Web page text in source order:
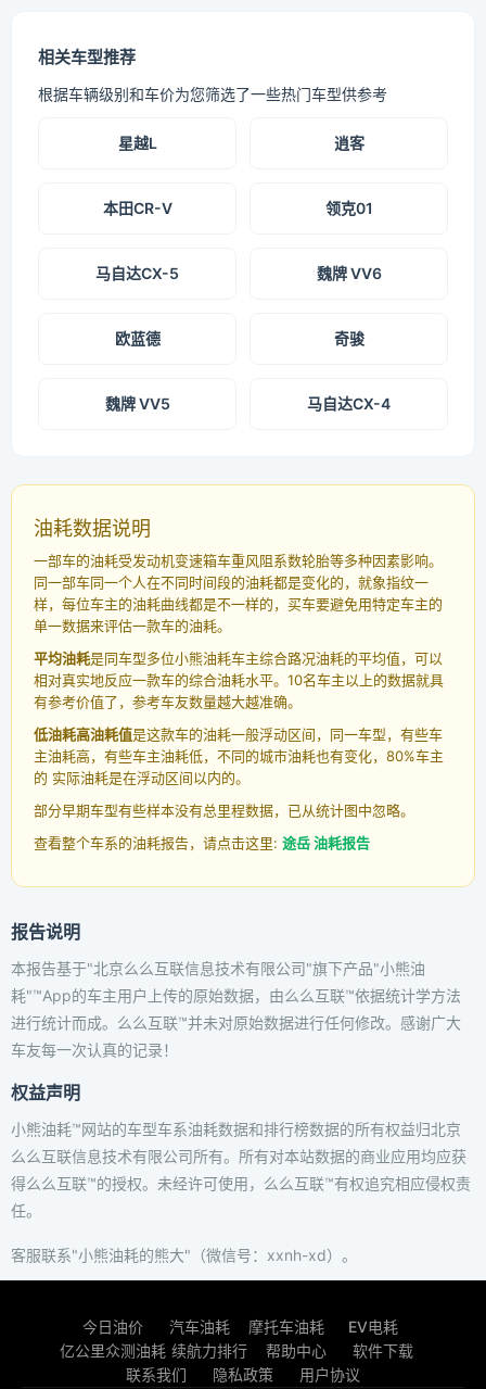
相关车型推荐
根据车辆级别和车价为您筛选了一些热门车型供参考
星越L 逍客
本田CR-V 领克01
马自达CX-5 魏牌 VV6
欧蓝德 奇骏
魏牌 VV5 马自达CX-4
油耗数据说明
一部车的油耗受发动机变速箱车重风阻系数轮胎等多种因素影响。
同一部车同一个人在不同时间段的油耗都是变化的，就象指纹一
样，每位车主的油耗曲线都是不一样的，买车要避免用特定车主的
单一数据来评估一款车的油耗。
平均油耗是同车型多位小熊油耗车主综合路况油耗的平均值，可以
相对真实地反应一款车的综合油耗水平。10名车主以上的数据就具
有参考价值了，参考车友数量越大越准确。
低油耗高油耗值是这款车的油耗一般浮动区间，同一车型，有些车
主油耗高，有些车主油耗低，不同的城市油耗也有变化，80%车主
的 实际油耗是在浮动区间以内的。
部分早期车型有些样本没有总里程数据，已从统计图中忽略。
查看整个车系的油耗报告，请点击这里: 途岳 油耗报告
报告说明
本报告基于"北京么么互联信息技术有限公司"旗下产品"小熊油
耗"™App的车主用户上传的原始数据，由么么互联™依据统计学方法
进行统计而成。么么互联™并未对原始数据进行任何修改。感谢广大
车友每一次认真的记录！
权益声明
小熊油耗™网站的车型车系油耗数据和排行榜数据的所有权益归北京
么么互联信息技术有限公司所有。所有对本站数据的商业应用均应获
得么么互联™的授权。未经许可使用，么么互联™有权追究相应侵权责
任。
客服联系"小熊油耗的熊大"（微信号：xxnh-xd）。
今日油价 汽车油耗 摩托车油耗
EV电耗
亿公里众测油耗 续航力排行 帮助中心
软件下载
联系我们
隐私政策 用户协议